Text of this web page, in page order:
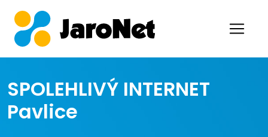
SPOLEHLIVÝ INTERNET
Pavlice